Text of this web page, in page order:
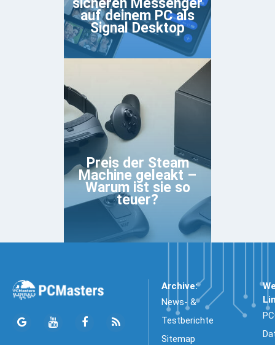
sicheren Messenger
auf deinem PC als
Signal Desktop
Preis der Steam
Machine geleakt –
Warum ist sie so
teuer?
Archive:
News- &
Testberichte
Sitemap